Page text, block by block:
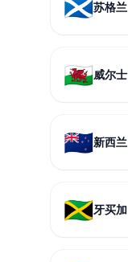
🏴󠁧󠁢󠁳󠁣󠁴󠁿苏格兰
🏴󠁧󠁢󠁷󠁬󠁳󠁿威尔士
🇳🇿新西兰
🇯🇲牙买加